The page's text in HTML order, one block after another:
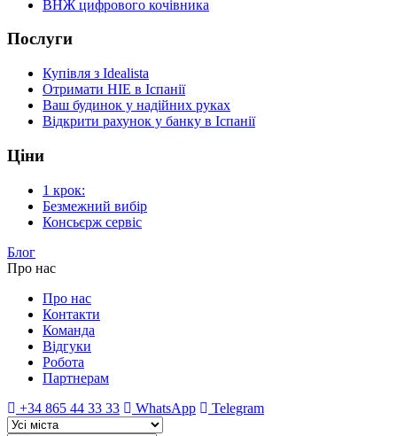
ВНЖ цифрового кочівника
Послуги
Купівля з Idealista
Отримати НІЕ в Іспанії
Ваш будинок у надійних руках
Відкрити рахунок у банку в Іспанії
Ціни
1 крок:
Безмежний вибір
Консьєрж сервіс
Блог
Про нас
Про нас
Контакти
Команда
Відгуки
Робота
Партнерам
+34 865 44 33 33
WhatsApp Telegram